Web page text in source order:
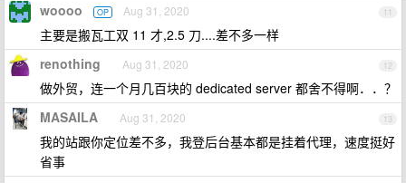
11
woooo OP Aug 31, 2020
主要是搬瓦工双 11 才,2.5 刀....差不多一样
12
renothing Aug 31, 2020
做外贸，连一个月几百块的 dedicated server 都舍不得啊．．？
13
MASAILA Aug 31, 2020
我的站跟你定位差不多，我登后台基本都是挂着代理，速度挺好
省事